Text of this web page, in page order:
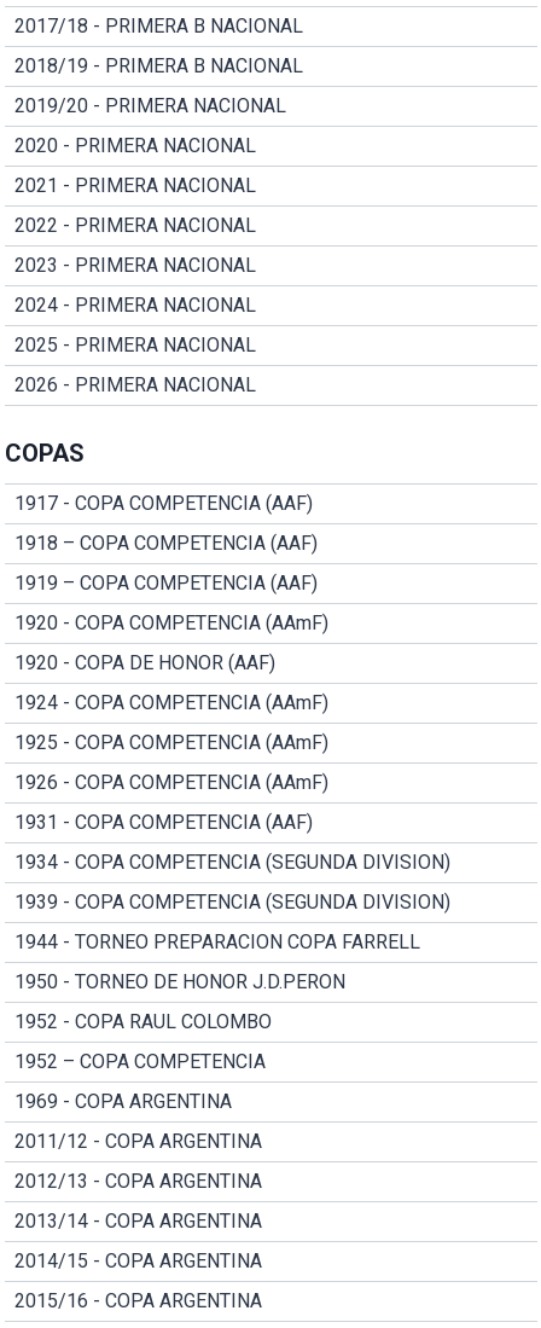
2017/18 - PRIMERA B NACIONAL
2018/19 - PRIMERA B NACIONAL
2019/20 - PRIMERA NACIONAL
2020 - PRIMERA NACIONAL
2021 - PRIMERA NACIONAL
2022 - PRIMERA NACIONAL
2023 - PRIMERA NACIONAL
2024 - PRIMERA NACIONAL
2025 - PRIMERA NACIONAL
2026 - PRIMERA NACIONAL
COPAS
1917 - COPA COMPETENCIA (AAF)
1918 – COPA COMPETENCIA (AAF)
1919 – COPA COMPETENCIA (AAF)
1920 - COPA COMPETENCIA (AAmF)
1920 - COPA DE HONOR (AAF)
1924 - COPA COMPETENCIA (AAmF)
1925 - COPA COMPETENCIA (AAmF)
1926 - COPA COMPETENCIA (AAmF)
1931 - COPA COMPETENCIA (AAF)
1934 - COPA COMPETENCIA (SEGUNDA DIVISION)
1939 - COPA COMPETENCIA (SEGUNDA DIVISION)
1944 - TORNEO PREPARACION COPA FARRELL
1950 - TORNEO DE HONOR J.D.PERON
1952 - COPA RAUL COLOMBO
1952 – COPA COMPETENCIA
1969 - COPA ARGENTINA
2011/12 - COPA ARGENTINA
2012/13 - COPA ARGENTINA
2013/14 - COPA ARGENTINA
2014/15 - COPA ARGENTINA
2015/16 - COPA ARGENTINA